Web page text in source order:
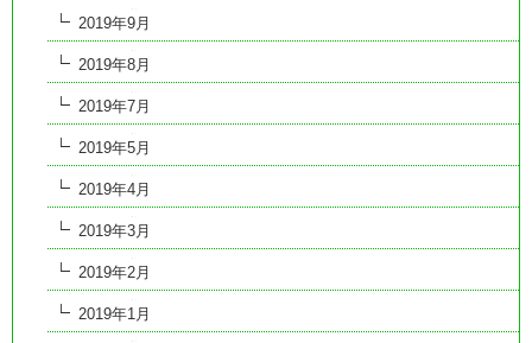
2019年9月
2019年8月
2019年7月
2019年5月
2019年4月
2019年3月
2019年2月
2019年1月